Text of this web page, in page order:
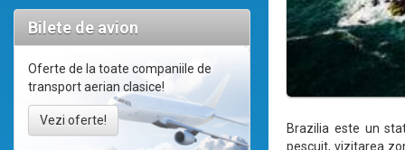
Bilete de avion
Oferte de la toate companiile de
transport aerian clasice!
Vezi oferte!
Brazilia este un
pescuit, vizitarea